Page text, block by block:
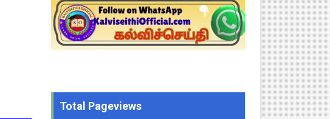
- கல்வி, வேலைவாய்ப்பு, மகளிர் நலன் & புதிய திட்டங்களின் முழு
- தொடக்கக் கல்வித் துறை சுற்றறிக்கை!
தற்காலிக மதிப்பெண் சான்றிதழ் பதிவிறக்கம் செய்வது எப்படி? DGE முக்கிய
Total Pageviews